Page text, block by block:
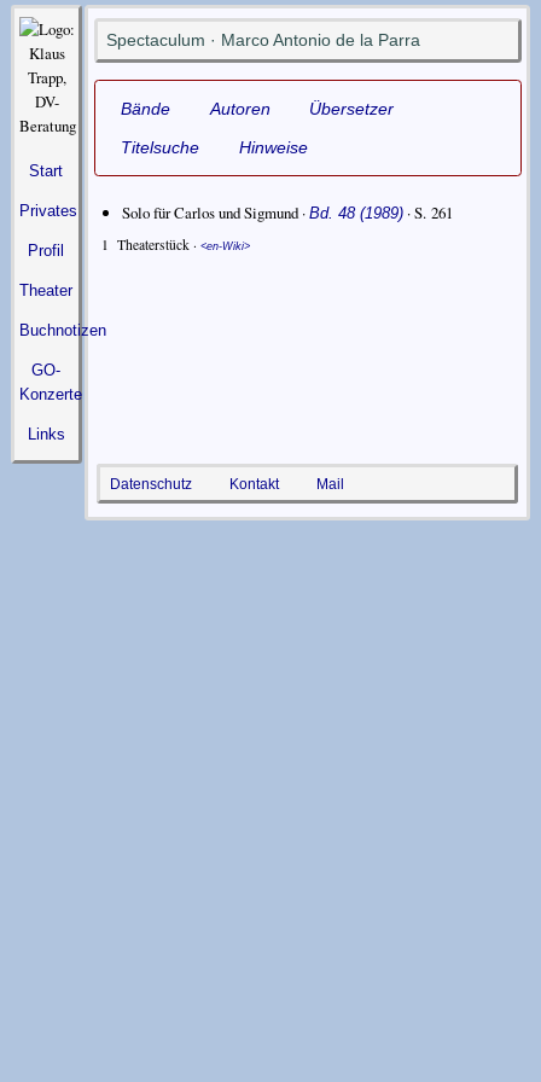
Start
Privates
Profil
Theater
Buchnotizen
GO-
Konzerte
Links
Spectaculum · Marco Antonio de la Parra
Bände Autoren
Übersetzer
Titelsuche
Hinweise
Solo für Carlos und Sigmund ·Bd. 48 (1989) · S. 261
1 Theaterstück · en-Wiki
Datenschutz Kontakt Mail